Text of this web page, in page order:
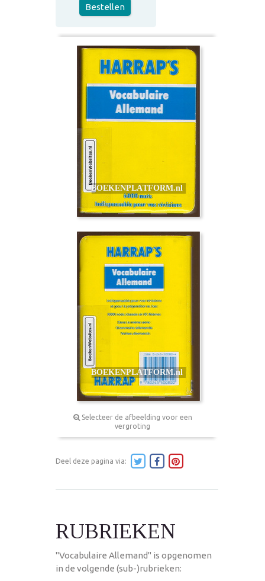
Bestellen
Selecteer de afbeelding voor een
vergroting
Deel deze pagina via:
RUBRIEKEN
"Vocabulaire Allemand" is opgenomen
in de volgende (sub-)rubrieken: